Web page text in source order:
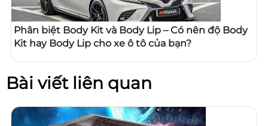
Phân biệt Body Kit và Body Lip – Có nên độ Body
Kit hay Body Lip cho xe ô tô của bạn?
Bài viết liên quan